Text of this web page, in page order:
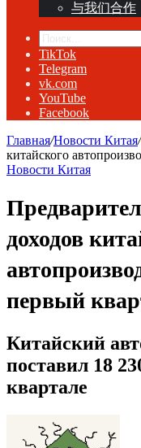
与我们合作
TikTok
Telegram
vk.com
YouTube
Facebook
Главная/Новости Китая/
китайского
Новости Китая
доходов
первый
Китайский
поставил 18
квартале